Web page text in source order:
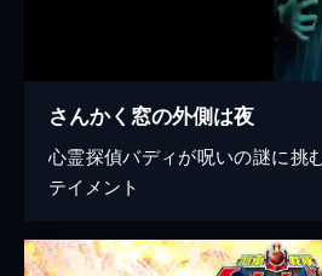
さんかく窓の外側は夜
心霊探偵バディが呪いの謎に挑
テイメント